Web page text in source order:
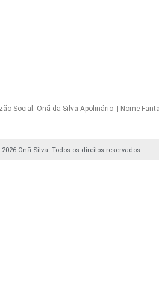
Social: Onã da Silva Apolinário | Nome
2026 Onã Silva. Todos os direitos reservados.